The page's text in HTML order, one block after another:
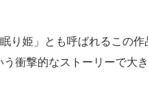
り姫」とも呼ばれるこの作
う衝撃的なストーリーで大